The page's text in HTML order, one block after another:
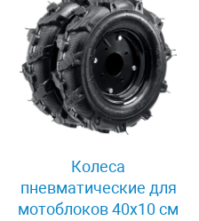
Колеса
пневматические для
мотоблоков 40х10 см